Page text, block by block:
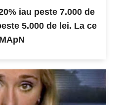
iau peste 7.000 de
5.000 de lei. La ce